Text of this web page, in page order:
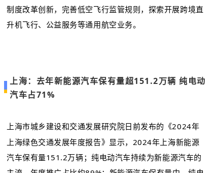
制度改革创新，完善低空飞行监管规则，探索开展跨境直
升机飞行、公益服务等通用航空业务。
上海：去年新能源汽车保有量超151.2万辆 纯电动
汽车占71%
上海市城乡建设和交通发展研究院日前发布的《2024年
上海绿色交通发展年度报告》显示，2024年上海新能源
汽车保有量151.2万辆；纯电动汽车持续为新能源汽车的